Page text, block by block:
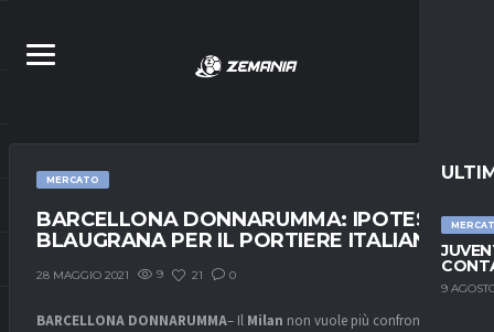
9
MERCATO
BARCELLONA DONNARUMMA: IPOTESI
BLAUGRANA PER IL PORTIERE ITALIANO?
28 MAGGIO 2021 9 21 0
BARCELLONA DONNARUMMA– Il Milan non vuole più confrontarsi